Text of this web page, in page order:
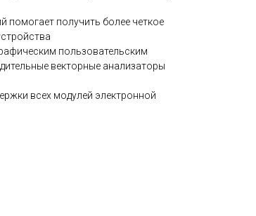
помогает получить более четкое
пользовательским
векторные анализаторы
всех модулей электронной